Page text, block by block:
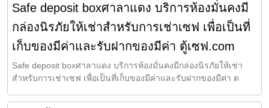
Safe deposit boxศาลาแดง บริการห้องมั่นคงมี
กล่องนิรภัยให้เช่าสำหรับการเช่าเซฟ เพื่อเป็นที่
เก็บของมีค่าและรับฝากของมีค่า ตู้เซฟ.com
Safe deposit boxศาลาแดง บริการห้องมั่นคงมีกล่องนิรภัยให้เช่า
สำหรับการเช่าเซฟ เพื่อเป็นที่เก็บของมีค่าและรับฝากของมีค่า ต